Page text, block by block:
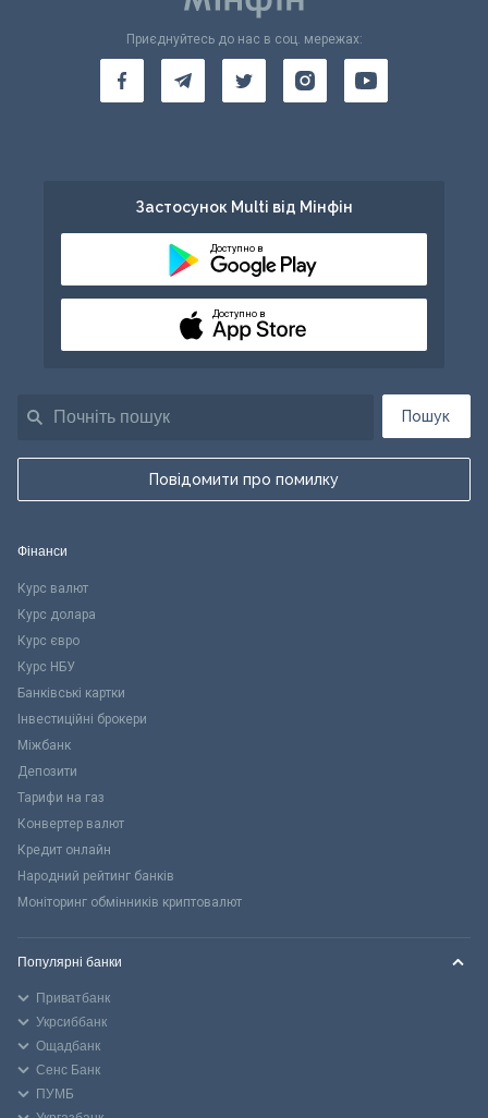
Пошук
Повідомити про помилку
Приєднуйтесь до нас в соц. мережах:
Застосунок Multi від Мінфін
Доступно в
Доступно в
Фінанси
Курс валют
Курс долара
Курс євро
Курс НБУ
Банківські картки
Інвестиційні брокери
Міжбанк
Депозити
Тарифи на газ
Конвертер валют
Кредит онлайн
Народний рейтинг банків
Моніторинг обмінників криптовалют
Популярні банки
Приватбанк
Укрсиббанк
Ощадбанк
Сенс Банк
ПУМБ